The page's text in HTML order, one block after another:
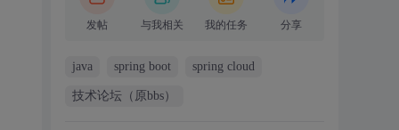
发帖 与我相关 我的任务 分享
java spring boot spring cloud
技术论坛（原bbs）